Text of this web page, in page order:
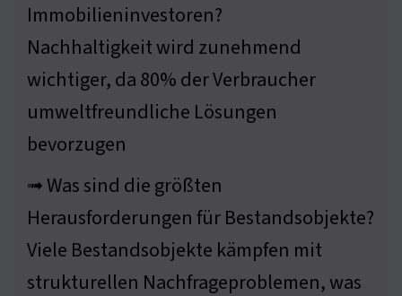
Immobilieninvestoren?
Nachhaltigkeit wird zunehmend
wichtiger, da 80% der Verbraucher
umweltfreundliche Lösungen
bevorzugen
➟ Was sind die größten
Herausforderungen für Bestandsobjekte?
Viele Bestandsobjekte kämpfen mit
strukturellen Nachfrageproblemen, was